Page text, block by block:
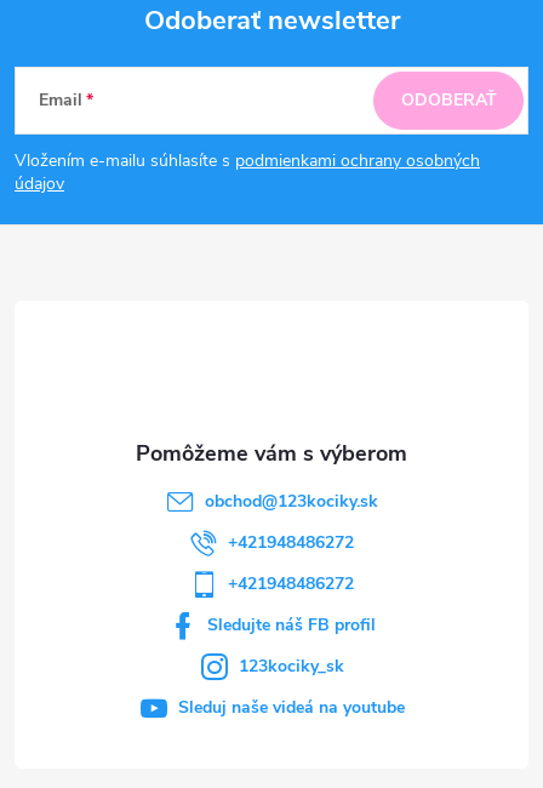
Z
á
p
Odoberať newsletter
Email
Vložením e-mailu súhlasíte s podmienkami ochrany osobných
údajov
ODOBERAŤ
obchod@123kociky.sk
+421948486272
+421948486272
Sledujte náš FB profil
123kociky_sk
Sleduj naše videá na youtube